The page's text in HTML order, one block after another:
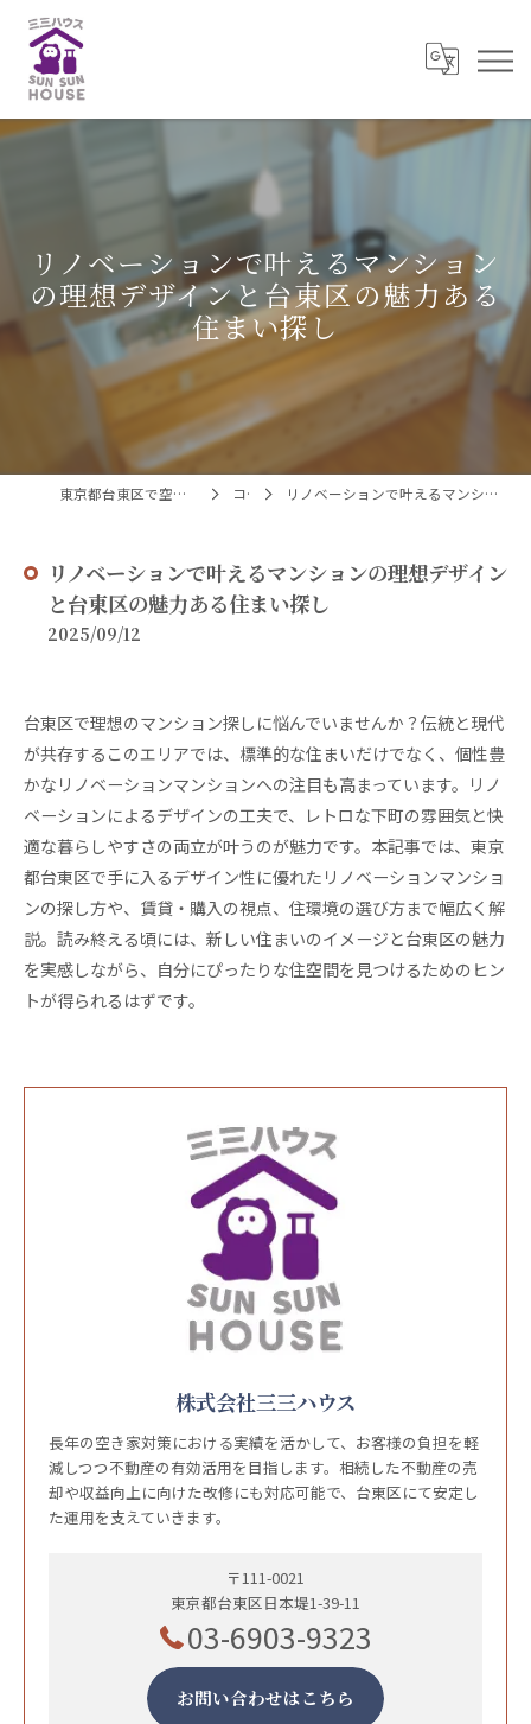
リノベーションで叶えるマンション
の理想デザインと台東区の魅力ある
住まい探し
東京都台東区で空き家対策なら株式会社三三ハウス コラム リノベーションで叶えるマンションの理想デザインと台東区の魅力ある住まい探し
リノベーションで叶えるマンションの理想デザイン
と台東区の魅力ある住まい探し
2025/09/12
台東区で理想のマンション探しに悩んでいませんか？伝統と現代
が共存するこのエリアでは、標準的な住まいだけでなく、個性豊
かなリノベーションマンションへの注目も高まっています。リノ
ベーションによるデザインの工夫で、レトロな下町の雰囲気と快
適な暮らしやすさの両立が叶うのが魅力です。本記事では、東京
都台東区で手に入るデザイン性に優れたリノベーションマンショ
ンの探し方や、賃貸・購入の視点、住環境の選び方まで幅広く解
説。読み終える頃には、新しい住まいのイメージと台東区の魅力
を実感しながら、自分にぴったりな住空間を見つけるためのヒン
トが得られるはずです。
株式会社三三ハウス
長年の空き家対策における実績を活かして、お客様の負担を軽
減しつつ不動産の有効活用を目指します。相続した不動産の売
却や収益向上に向けた改修にも対応可能で、台東区にて安定し
た運用を支えていきます。
〒111-0021
東京都台東区日本堤1-39-11
03-6903-9323
お問い合わせはこちら